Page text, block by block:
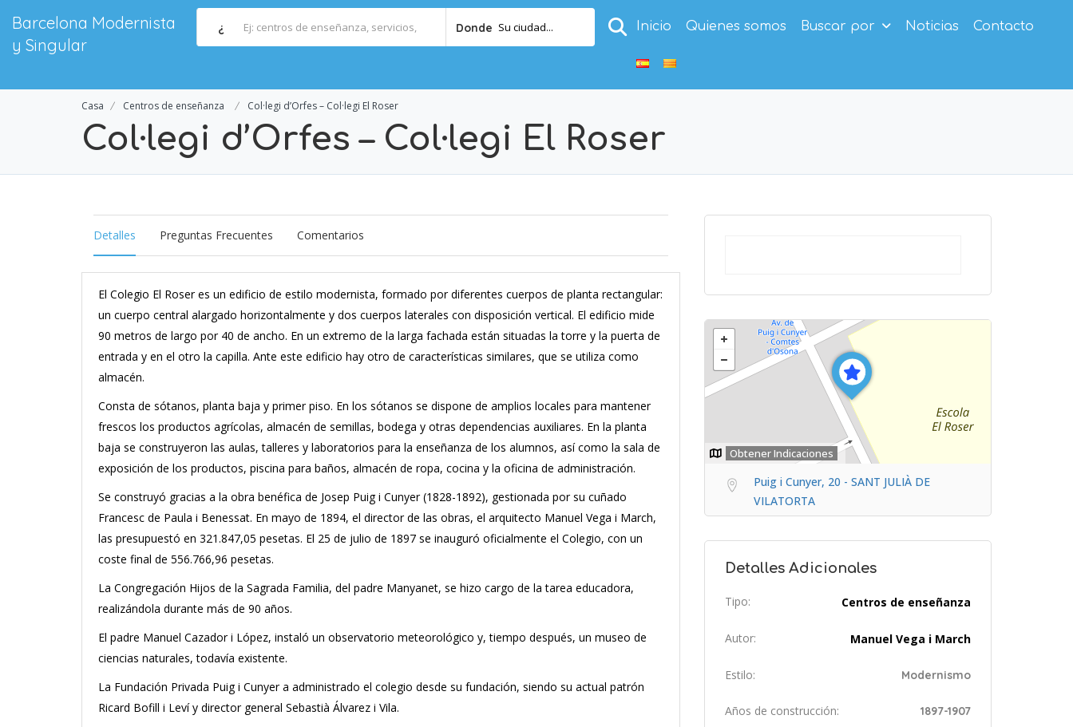
Barcelona Modernista
y Singular
¿ Donde Su ciudad... Inicio Quienes somos Buscar por Noticias Contacto
Casa Centros de enseñanza Col·legi d’Orfes – Col·legi El Roser
Col·legi d’Orfes – Col·legi El Roser
Detalles Preguntas Frecuentes Comentarios
El Colegio El Roseres un edificio de estilo modernista, formado por diferentes cuerpos de planta rectangular:
un cuerpo central alargado horizontalmente y dos cuerpos laterales con disposición vertical. El edificio mide
90 metros de largo por 40 de ancho. En un extremo de la larga fachada están situadas la torre y la puerta de
entrada y en el otro la capilla. Ante este edificio hay otro de características similares, que se utiliza como
almacén.
Consta de sótanos, planta baja y primer piso. En los sótanos se dispone de amplios locales para mantener
frescos los productos agrícolas, almacén de semillas, bodega y otras dependencias auxiliares. En la planta
baja se construyeron las aulas, talleres y laboratorios para la enseñanza de los alumnos, así como la sala de
exposición de los productos, piscina para baños, almacén de ropa, cocina y la oficina de administración.
Se construyó gracias a la obra benéfica de Josep Puig i Cunyer (1828-1892), gestionada por su cuñado
Francesc de Paula i Benessat. En mayo de 1894, el director de las obras, el arquitecto Manuel Vega i March,
las presupuestó en 321.847,05 pesetas. El 25 de julio de 1897 se inauguró oficialmente el Colegio, con un
coste final de 556.766,96 pesetas.
La Congregación Hijos de la Sagrada Familia, del padre Manyanet, se hizo cargo de la tarea educadora,
realizándola durante más de 90 años.
El padre Manuel Cazador i López, instaló un observatorio meteorológico y, tiempo después, un museo de
ciencias naturales, todavía existente.
La Fundación Privada Puig i Cunyer a administrado el colegio desde su fundación, siendo su actual patrón
Ricard Bofill i Leví y director general Sebastià Álvarez i Vila.
Obtener Indicaciones
Puig i Cunyer, 20 - SANT JULIÀ DE
VILATORTA
Detalles Adicionales
Tipo: Centros de enseñanza
Autor: Manuel Vega i March
Estilo: Modernismo
Años de construcción: 1897-1907